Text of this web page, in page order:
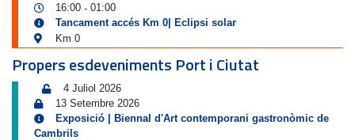
16:00 - 01:00
Tancament accés Km 0| Eclipsi solar
Km 0
Propers esdeveniments Port i Ciutat
4 Juliol 2026
13 Setembre 2026
Exposició | Biennal d'Art contemporani gastronòmic de
Cambrils